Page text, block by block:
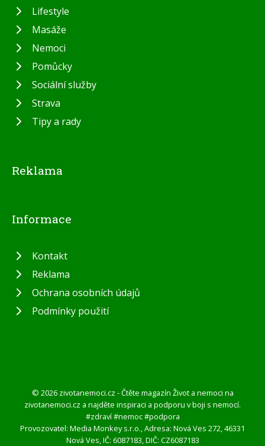
Lifestyle
Masáže
Nemoci
Pomůcky
Sociální služby
Strava
Tipy a rady
Reklama
Informace
Kontakt
Reklama
Ochrana osobních údajů
Podmínky použití
© 2026 zivotanemoci.cz - Čtěte magazín Život a nemoci na
zivotanemoci.cz a najděte inspiraci a podporu v boji s nemocí.
#zdraví #nemoc #podpora
Provozovatel: Media Monkey s.r.o., Adresa: Nová Ves 272, 46331
Nová Ves, IČ: 6087183, DIČ: CZ6087183